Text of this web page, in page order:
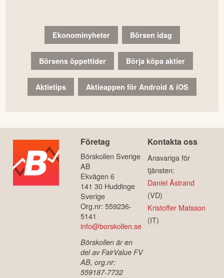
Ekonominyheter Börsen idag
Börsens öppettider Börja köpa aktier
Aktietips Aktieappen för Android & iOS
Företag
Börskollen Sverige
AB
Ekvägen 6
141 30 Huddinge
Sverige
Org.nr: 559236-
5141
info@borskollen.se
Börskollen är en
del av FairValue FV
AB, org.nr:
559187-7732
Kontakta oss
Ansvariga för
tjänsten:
Daniel Åstrand
(VD)
Kristoffer Matsson
(IT)